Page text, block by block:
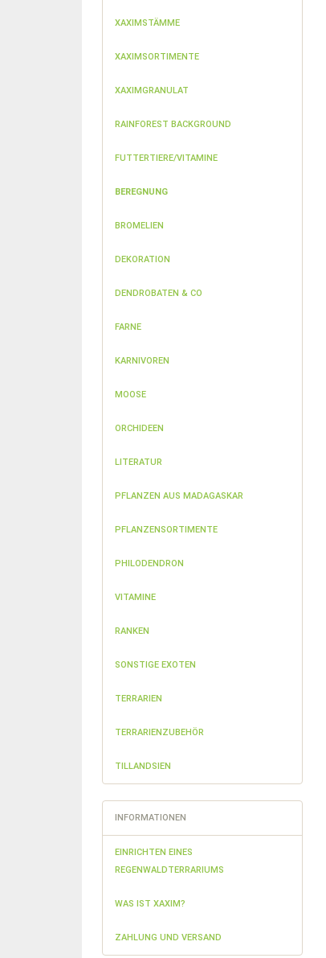
XAXIMSTÄMME
XAXIMSORTIMENTE
XAXIMGRANULAT
RAINFOREST BACKGROUND
FUTTERTIERE/VITAMINE
BEREGNUNG
BROMELIEN
DEKORATION
DENDROBATEN & CO
FARNE
KARNIVOREN
MOOSE
ORCHIDEEN
LITERATUR
PFLANZEN AUS MADAGASKAR
PFLANZENSORTIMENTE
PHILODENDRON
VITAMINE
RANKEN
SONSTIGE EXOTEN
TERRARIEN
TERRARIENZUBEHÖR
TILLANDSIEN
INFORMATIONEN
EINRICHTEN EINES
REGENWALDTERRARIUMS
WAS IST XAXIM?
ZAHLUNG UND VERSAND